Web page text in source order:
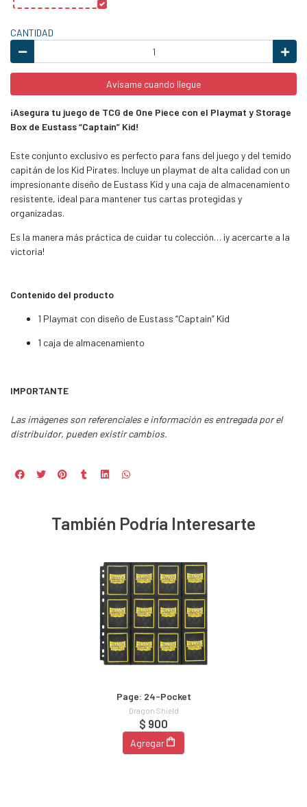
CANTIDAD
Avísame cuando llegue
¡Asegura tu juego de TCG de One Piece con el Playmat y Storage
Box de Eustass “Captain” Kid!
Este conjunto exclusivo es perfecto para fans del juego y del temido
capitán de los Kid Pirates. Incluye un playmat de alta calidad con un
impresionante diseño de Eustass Kid y una caja de almacenamiento
resistente, ideal para mantener tus cartas protegidas y
organizadas.
Es la manera más práctica de cuidar tu colección… ¡y acercarte a la
victoria!
Contenido del producto
1 Playmat con diseño de Eustass “Captain” Kid
1 caja de almacenamiento
IMPORTANTE
Las imágenes son referenciales e información es entregada por el
distribuidor, pueden existir cambios.
También Podría Interesarte
Page: 24-Pocket
Dragon Shield
$ 900
Agregar